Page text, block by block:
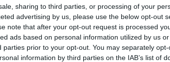
sharing to third parties, or processing of your
advertising by us, please use the below opt-out
note that after your opt-out request is processed
ads based on personal information utilized by us
parties prior to your opt-out. You may separately
information by third parties on the IAB’s list of
SUN TR
19,49 € 29,
[GFJA35 ]
Ver producto
25,99
Ver